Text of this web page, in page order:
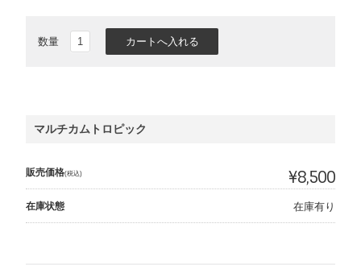
数量
マルチカムトロピック
販売価格(税込) ¥8,500
在庫状態 在庫有り